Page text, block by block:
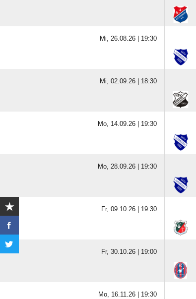
Mi, 26.08.26 | 19:30
Mi, 02.09.26 | 18:30
Mo, 14.09.26 | 19:30
Mo, 28.09.26 | 19:30
Fr, 09.10.26 | 19:30
Fr, 30.10.26 | 19:00
Mo, 16.11.26 | 19:30